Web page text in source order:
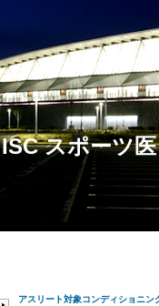
ISC スポーツ
アスリート対象コンディショニ